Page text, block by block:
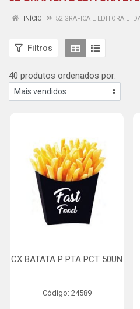
INÍCIO 52 GRAFICA E EDITORA
Filtros
40 produtos ordenados por:
CX BATATA P PTA PCT 50UN
Código: 24589